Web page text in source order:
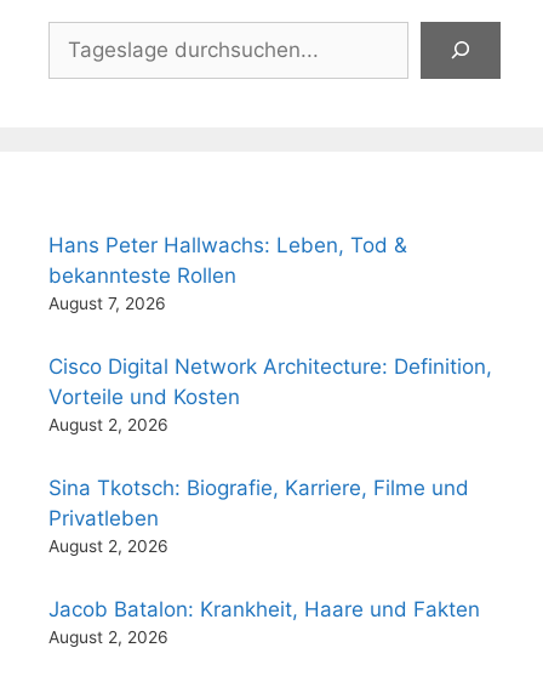
Hans Peter Hallwachs: Leben, Tod &
bekannteste Rollen
August 7, 2026
Cisco Digital Network Architecture: Definition,
Vorteile und Kosten
August 2, 2026
Sina Tkotsch: Biografie, Karriere, Filme und
Privatleben
August 2, 2026
Jacob Batalon: Krankheit, Haare und Fakten
August 2, 2026